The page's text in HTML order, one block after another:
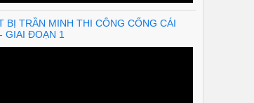
BỊ TRẦN MINH THI CÔNG CỐNG CÁI
GIAI ĐOẠN 1